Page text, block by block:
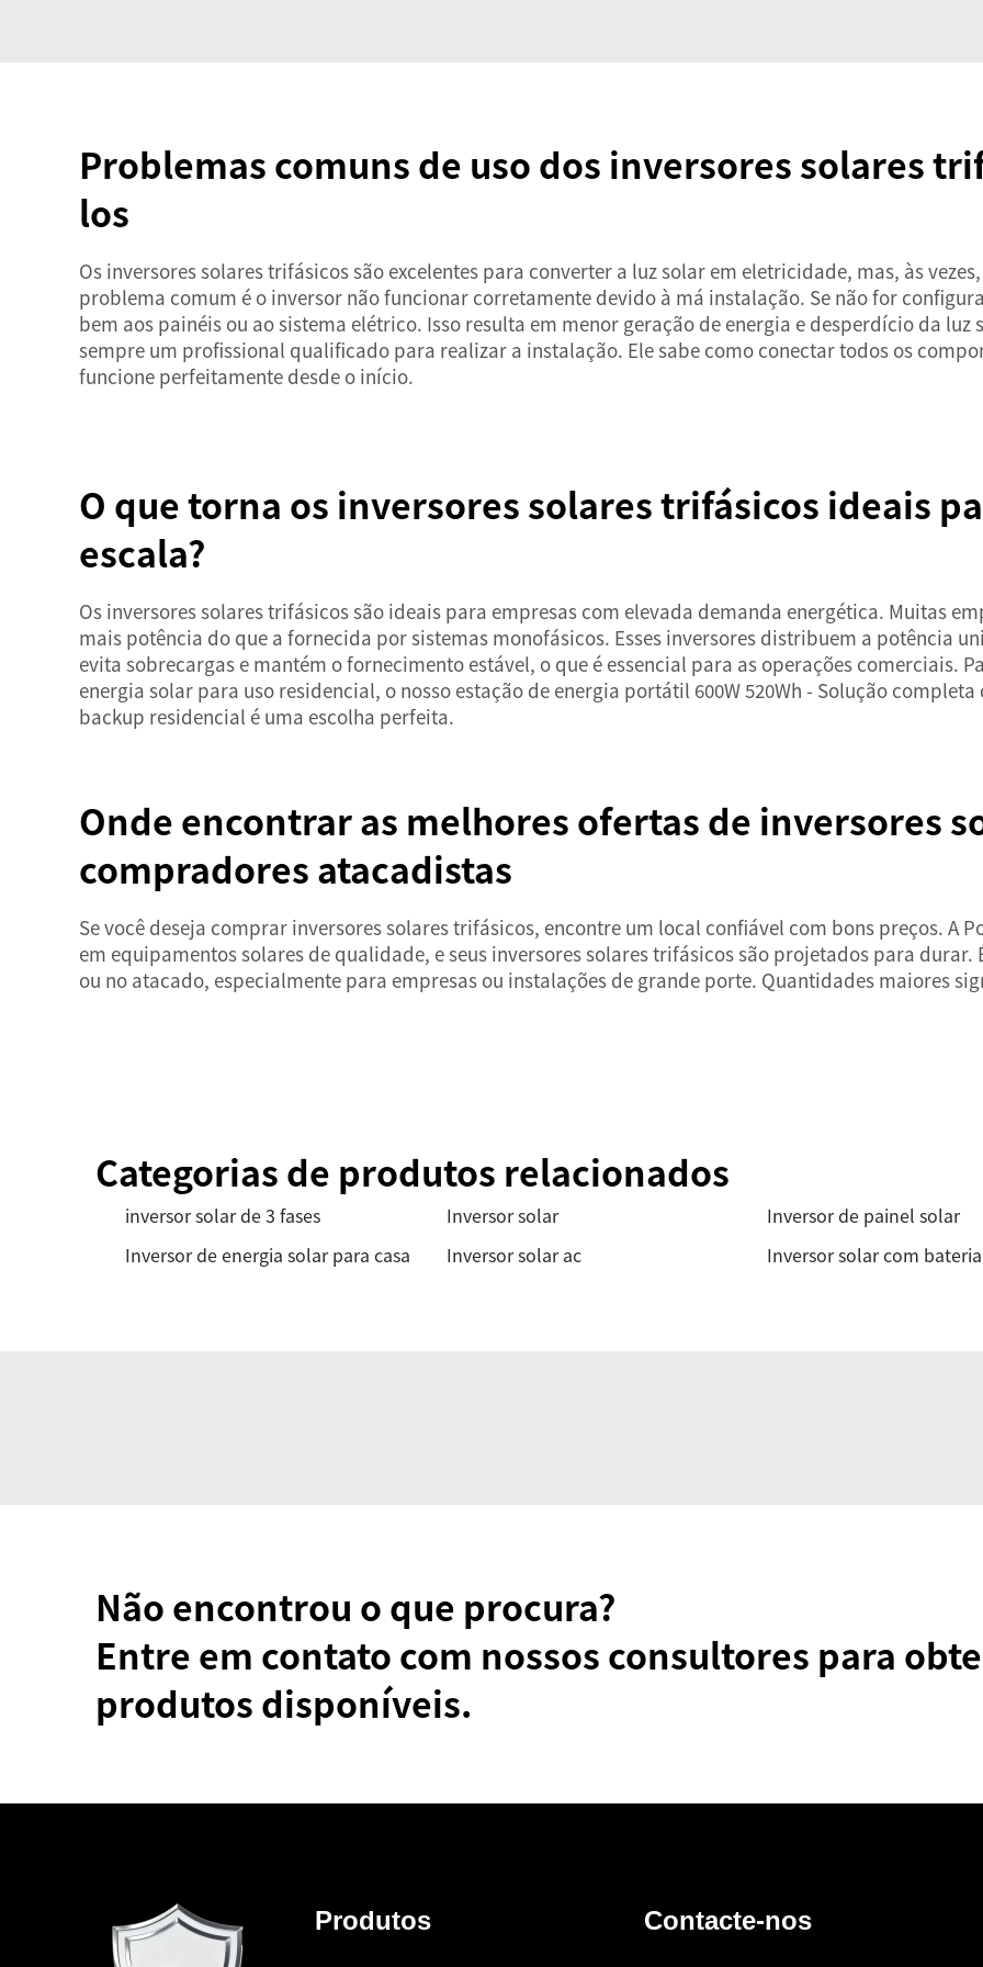
Problemas comuns de uso dos inversores solares
los
Os inversores solares trifásicos são excelentes para converter a luz solar em eletricidade, mas, às
problema comum é o inversor não funcionar corretamente devido à má instalação. Se não for
bem aos painéis ou ao sistema elétrico. Isso resulta em menor geração de energia e desperdício da
sempre um profissional qualificado para realizar a instalação. Ele sabe como conectar todos os
funcione perfeitamente desde o início.
O que torna os inversores solares trifásicos ideais
escala?
Os inversores solares trifásicos são ideais para empresas com elevada demanda energética. Muitas
mais potência do que a fornecida por sistemas monofásicos. Esses inversores distribuem a potência
evita sobrecargas e mantém o fornecimento estável, o que é essencial para as operações comerciais.
energia solar para uso residencial, o nosso estação de energia portátil 600W 520Wh - Solução
backup residencial é uma escolha perfeita.
Onde encontrar as melhores ofertas de inversores
compradores atacadistas
Se você deseja comprar inversores solares trifásicos, encontre um local confiável com bons preços. A
em equipamentos solares de qualidade, e seus inversores solares trifásicos são projetados para
ou no atacado, especialmente para empresas ou instalações de grande porte. Quantidades maiores
Categorias de produtos relacionados
inversor solar de 3 fases Inversor solar
Inversor de painel solar
Inversor de energia solar para casa
Inversor solar ac Inversor solar com
Não encontrou o que procura?
Entre em contato com nossos consultores para
produtos disponíveis.
Produtos Contacte-nos